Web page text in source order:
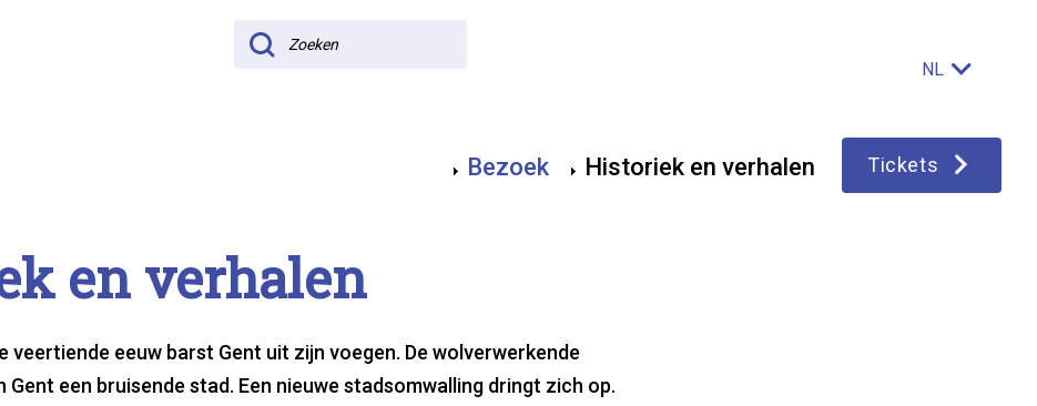
Zoeken
NL
Main
Bezoek Historiek en verhalen Tickets
en ver­ha­len
veertiende eeuw barst Gent uit zijn voegen. De wolverwerkende
Gent een bruisende stad. Een nieuwe stadsomwalling dringt zich op.